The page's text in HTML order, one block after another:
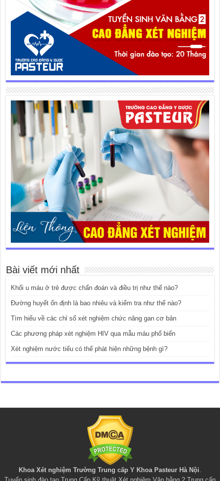
Bài viết mới nhất
Khối u máu ở trẻ được chẩn đoán và điều trị như thế nào?
Đường huyết ổn định là bao nhiêu và kiểm tra như thế nào?
Tìm hiểu về các chỉ số xét nghiệm chức năng gan cơ bản
Các phương pháp xét nghiệm HIV qua mẫu máu phổ biến
Xét nghiệm nước tiểu có thể phát hiện những bệnh gì?
Khoa Xét nghiệm Trường Trung cấp Y Khoa Pasteur Hà Nội